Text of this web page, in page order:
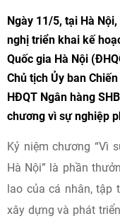
Ngày 11/5, tại Hà
nghị triển khai kế
Quốc gia Hà Nội
Chủ tịch Ủy ban
HĐQT Ngân hàng
chương vì sự nghiệp
Kỷ niệm chương “Vì
Hà Nội” là phần
lao của cá nhân, tập
xây dựng và phát